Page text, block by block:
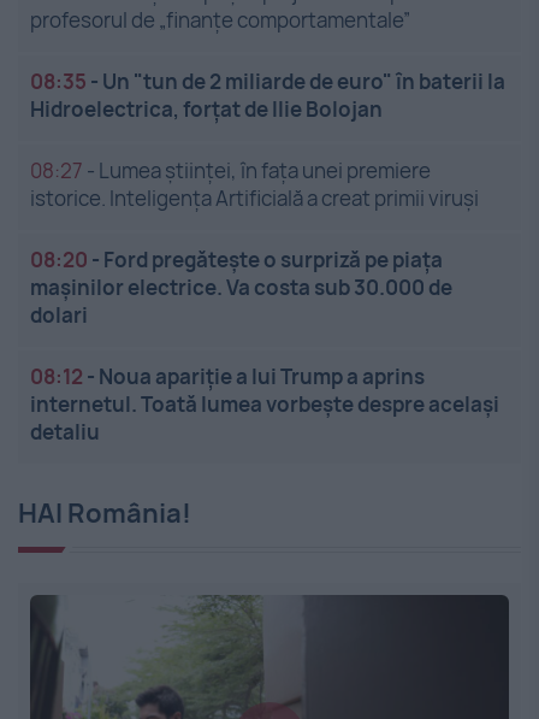
profesorul de „finanțe comportamentale”
08:35 - Un "tun de 2 miliarde de euro" în baterii la
Hidroelectrica, forțat de Ilie Bolojan
08:27 - Lumea științei, în fața unei premiere
istorice. Inteligența Artificială a creat primii viruși
08:20 - Ford pregătește o surpriză pe piața
mașinilor electrice. Va costa sub 30.000 de
dolari
08:12 - Noua apariție a lui Trump a aprins
internetul. Toată lumea vorbește despre același
detaliu
HAI România!